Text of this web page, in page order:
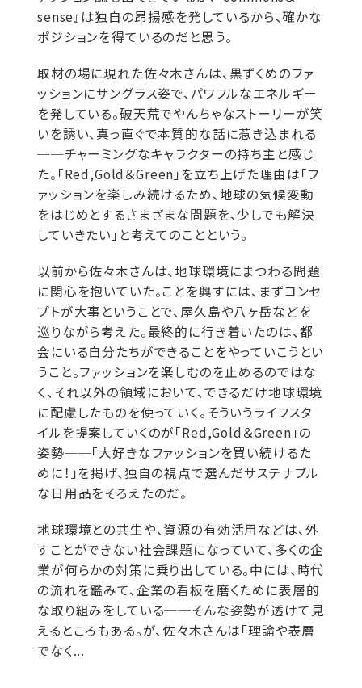
sense』は独自の昂揚感を発しているから、確かな
ポジションを得ているのだと思う。
取材の場に現れた佐々木さんは、黒ずくめのファ
ッションにサングラス姿で、パワフルなエネルギー
を発している。破天荒でやんちゃなストーリーが笑
いを誘い、真っ直ぐで本質的な話に惹き込まれる
──チャーミングなキャラクターの持ち主と感じ
た。「Red,Gold＆Green」を立ち上げた理由は「フ
ァッションを楽しみ続けるため、地球の気候変動
をはじめとするさまざまな問題を、少しでも解決
していきたい」と考えてのことという。
以前から佐々木さんは、地球環境にまつわる問題
に関心を抱いていた。ことを興すには、まずコンセ
プトが大事ということで、屋久島や八ヶ岳などを
巡りながら考えた。最終的に行き着いたのは、都
会にいる自分たちができることをやっていこうとい
うこと。ファッションを楽しむのを止めるのではな
く、それ以外の領域において、できるだけ地球環境
に配慮したものを使っていく。そういうライフスタ
イルを提案していくのが「Red,Gold＆Green」の
姿勢──「大好きなファッションを買い続けるた
めに！」を掲げ、独自の視点で選んだサステナブル
な日用品をそろえたのだ。
地球環境との共生や、資源の有効活用などは、外
すことができない社会課題になっていて、多くの企
業が何らかの対策に乗り出している。中には、時代
の流れを鑑みて、企業の看板を磨くために表層的
な取り組みをしている──そんな姿勢が透けて見
えるところもある。が、佐々木さんは「理論や表層
でなく...